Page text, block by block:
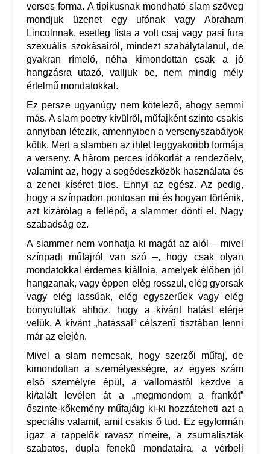
verses forma. A tipikusnak mondható slam szöveg
mondjuk üzenet egy ufónak vagy Abraham
Lincolnnak, esetleg lista a volt csaj vagy pasi fura
szexuális szokásairól, mindezt szabálytalanul, de
gyakran rímelő, néha kimondottan csak a jó
hangzásra utazó, valljuk be, nem mindig mély
értelmű mondatokkal.
Ez persze ugyanúgy nem kötelező, ahogy semmi
más. A slam poetry kívülről, műfajként szinte csakis
annyiban létezik, amennyiben a versenyszabályok
kötik. Mert a slamben az ihlet leggyakoribb formája
a verseny. A három perces időkorlát a rendezőelv,
valamint az, hogy a segédeszközök használata és
a zenei kíséret tilos. Ennyi az egész. Az pedig,
hogy a színpadon pontosan mi és hogyan történik,
azt kizárólag a fellépő, a slammer dönti el. Nagy
szabadság ez.
A slammer nem vonhatja ki magát az alól – mivel
színpadi műfajról van szó –, hogy csak olyan
mondatokkal érdemes kiállnia, amelyek élőben jól
hangzanak, vagy éppen elég rosszul, elég gyorsak
vagy elég lassúak, elég egyszerűek vagy elég
bonyolultak ahhoz, hogy a kívánt hatást elérje
velük. A kívánt „hatással” célszerű tisztában lenni
már az elején.
Mivel a slam nemcsak, hogy szerzői műfaj, de
kimondottan a személyességre, az egyes szám
első személyre épül, a vallomástól kezdve a
ki/talált levélen át a „megmondom a frankót”
őszinte-kőkemény műfajáig ki-ki hozzáteheti azt a
speciális valamit, amit csakis ő tud. Ez egyformán
igaz a rappelők ravasz rímeire, a zsurnaliszták
szabatos, dupla fenekű mondataira, a vérbeli